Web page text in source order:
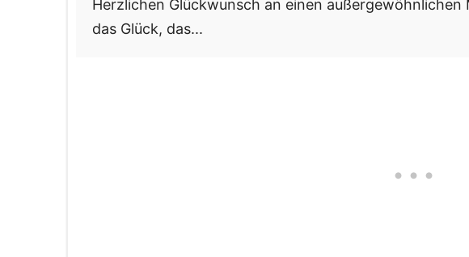
Herzlichen Glückwunsch an einen außergewöhnlichen
das Glück, das...